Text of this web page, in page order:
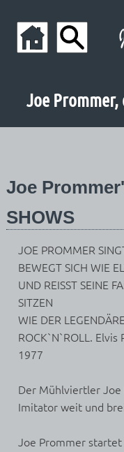
Joe
Joe
SHOWS
JOE PROMMER
BEWEGT SICH WIE
UND REISST SEINE
SITZEN
WIE DER
ROCK`N`ROLL. Elvis
1977
Der Mühlviertler Joe
Imitator weit und
Joe Prommer